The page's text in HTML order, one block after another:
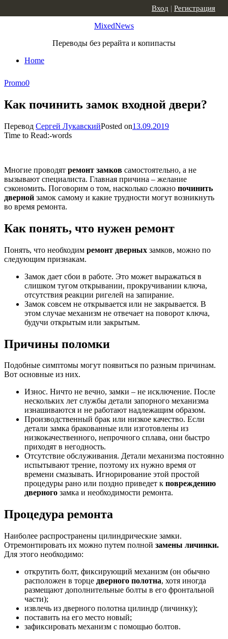
MixedNews
Переводы без рерайта и копипасты
Home
Вход | Регистрация
Promo0
Как починить замок входной двери?
Перевод Сергей ЛукавскийPosted on13.09.2019
Time to Read:-words
Многие проводят ремонт замков самостоятельно, а не
вызывают специалиста. Главная причина – желание
сэкономить. Поговорим о том, насколько сложно починить
дверной замок самому и какие трудности могут возникнуть
во время ремонта.
Как понять, что нужен ремонт
Понять, что необходим ремонт дверных замков, можно по
следующим признакам.
Замок дает сбои в работе. Это может выражаться в
слишком тугом открывании, прокручивании ключа,
отсутствия реакции ригелей на запирание.
Замок совсем не открывается или не закрывается. В
этом случае механизм не отвечает на поворот ключа,
будучи открытым или закрытым.
Причины поломки
Подобные симптомы могут появиться по разным причинам.
Вот основные из них.
Износ. Ничто не вечно, замки – не исключение. После
нескольких лет службы детали запорного механизма
изнашиваются и не работают надлежащим образом.
Производственный брак или низкое качество. Если
детали замка бракованные или изготовлены из
низкокачественного, непрочного сплава, они быстро
приходят в негодность.
Отсутствие обслуживания. Детали механизма постоянно
испытывают трение, поэтому их нужно время от
времени смазывать. Игнорирование этой простой
процедуры рано или поздно приведет к повреждению
дверного замка и необходимости ремонта.
Процедура ремонта
Наиболее распространены цилиндрические замки.
Отремонтировать их можно путем полной замены личинки.
Для этого необходимо:
открутить болт, фиксирующий механизм (он обычно
расположен в торце дверного полотна, хотя иногда
размещают дополнительные болты в его фронтальной
части);
извлечь из дверного полотна цилиндр (личинку);
поставить на его место новый;
зафиксировать механизм с помощью болтов.